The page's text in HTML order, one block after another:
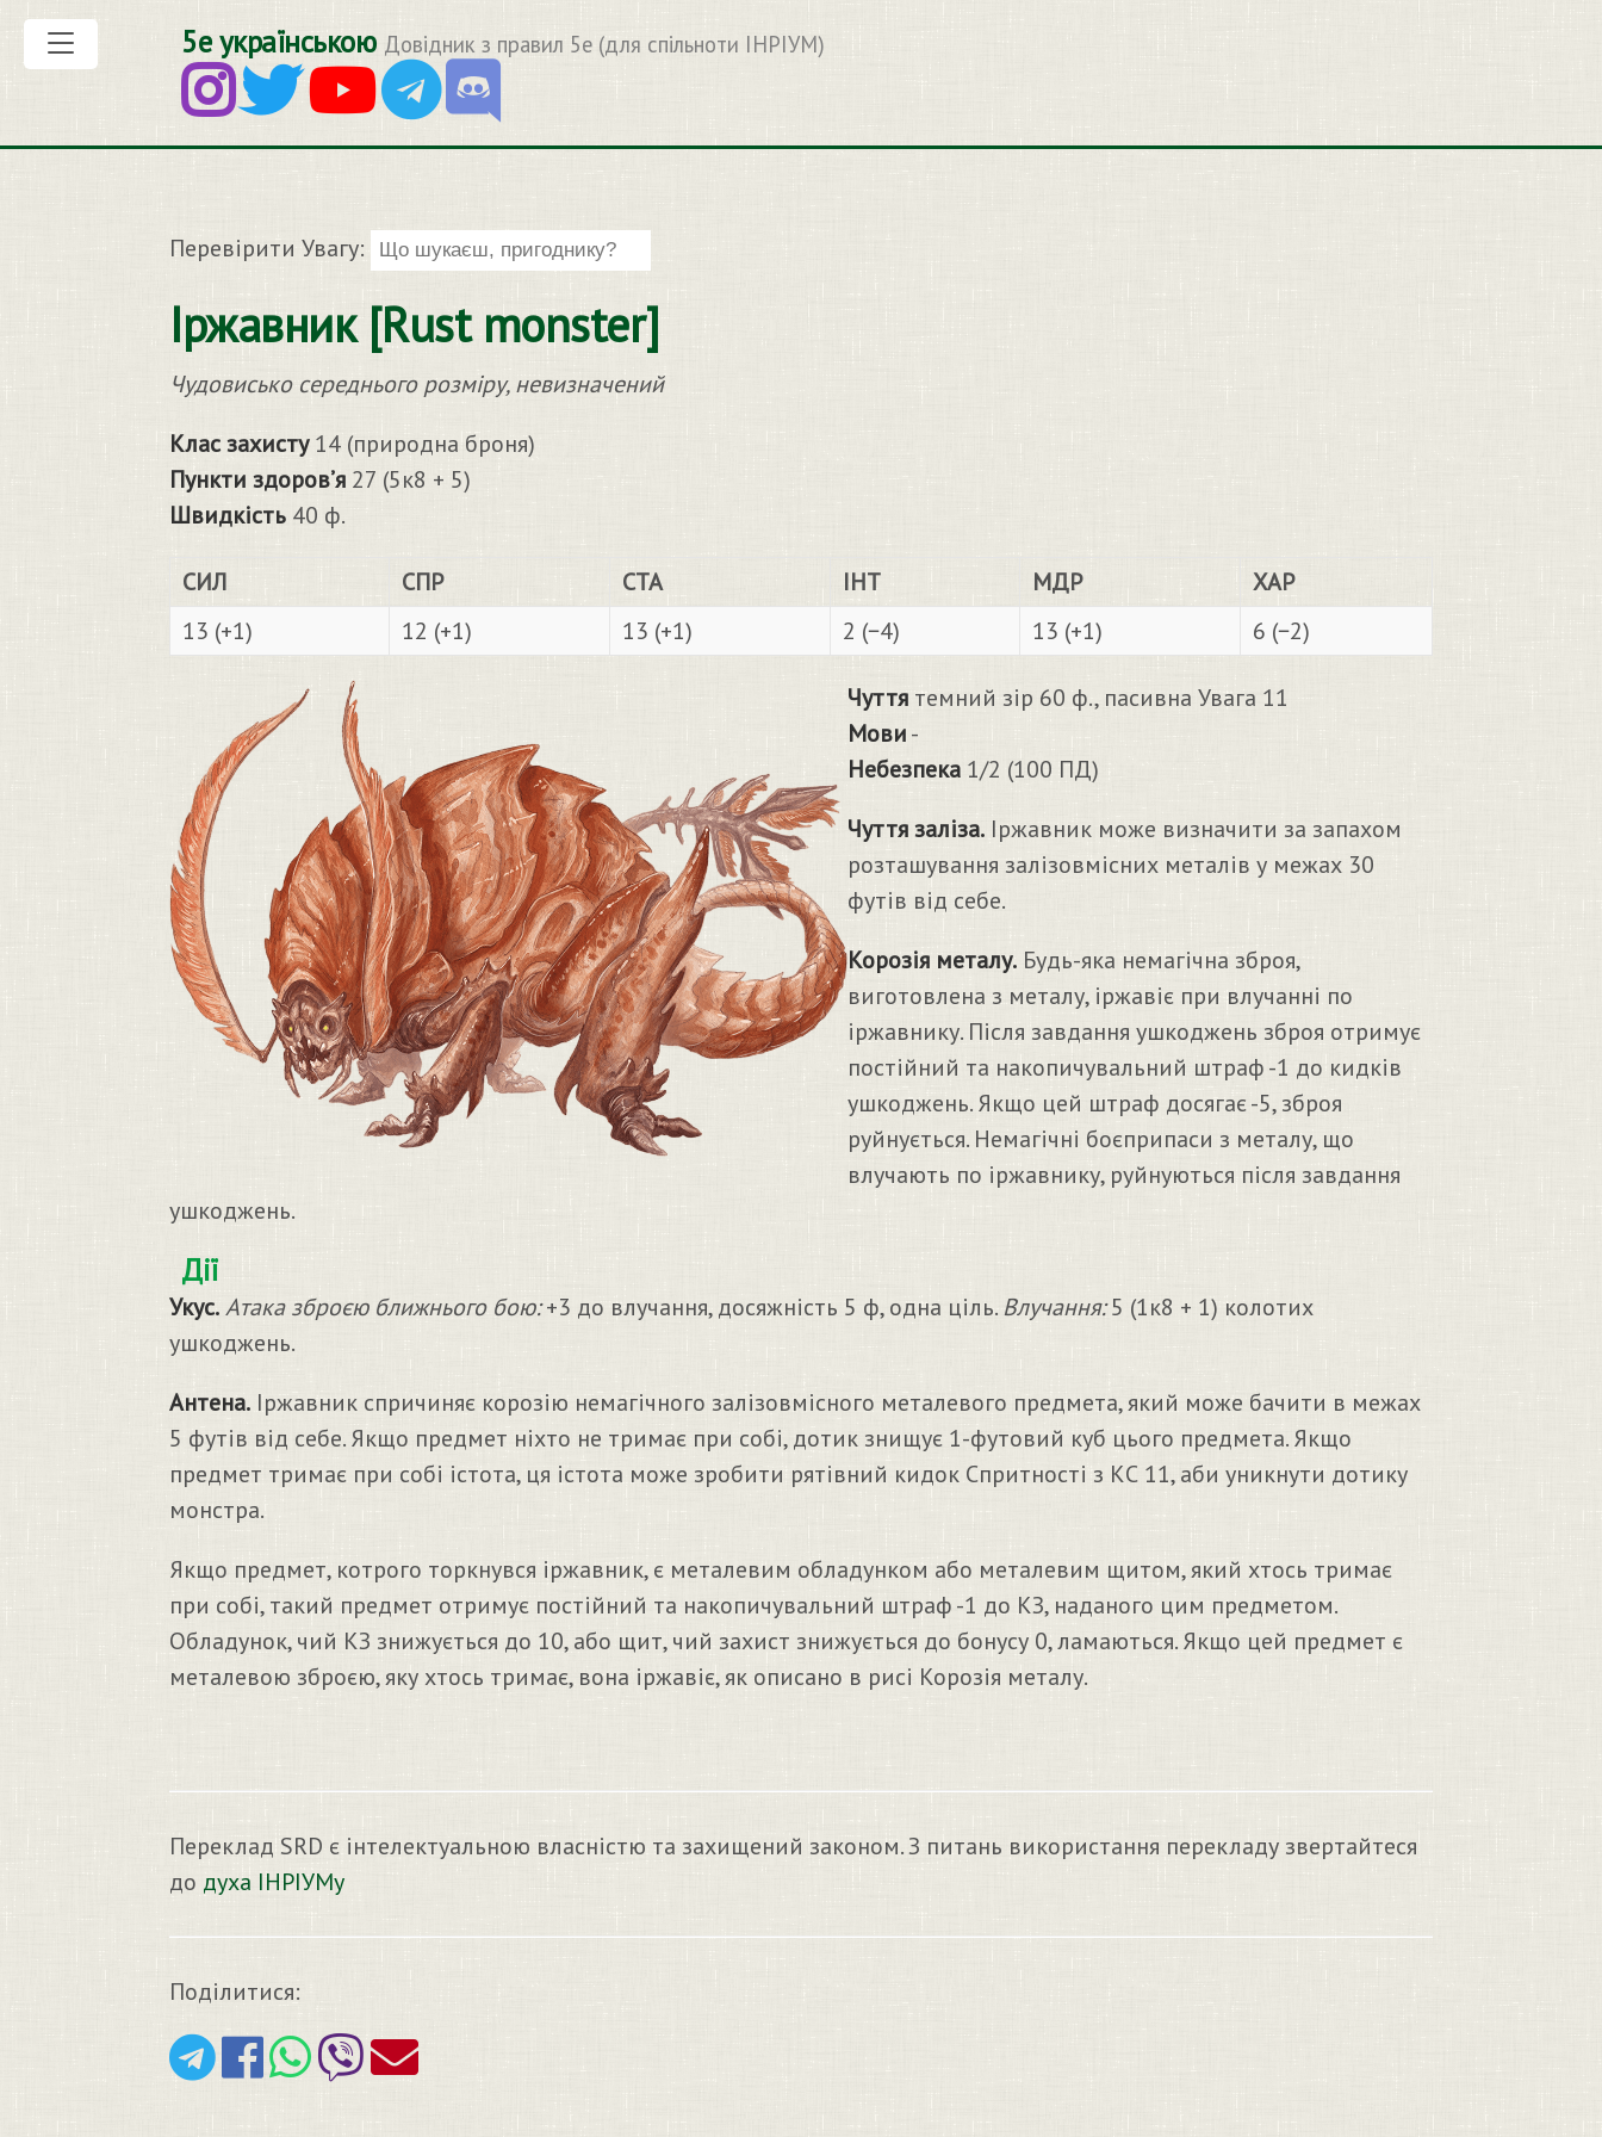
5е українською Довідник з правил 5e (для спільноти ІНРІУМ)
Перевірити Увагу:
Іржавник [Rust monster]
Чудовисько середнього розміру, невизначений
Клас захисту14 (природна броня)
Пункти здоров’я 27 (5к8 + 5)
Швидкість 40 ф.
СИЛ СПР СТА ІНТ МДР
ХАР
13 (+1)
12 (+1) 13 (+1) 2 (−4) 13 (+1) 6 (−2)
Чуттятемний зір 60 ф., пасивна Увага 11
Мови-
Небезпека1/2 (100 ПД)
Чуття заліза.Іржавник може визначити за запахом
розташування залізовмісних металів у межах 30
футів від себе.
Корозія металу.Будь-яка немагічна зброя,
виготовлена з металу, іржавіє при влучанні по
іржавнику. Після завдання ушкоджень зброя отримує
постійний та накопичувальний штраф -1 до кидків
ушкоджень. Якщо цей штраф досягає -5, зброя
руйнується. Немагічні боєприпаси з металу, що
влучають по іржавнику, руйнуються після завдання
ушкоджень.
Дії
Укус.Атака зброєю ближнього бою:+3 до влучання, досяжність 5 ф, одна ціль.Влучання:5 (1к8 + 1) колотих
ушкоджень.
Антена. Іржавник спричиняє корозію немагічного залізовмісного металевого предмета, який може бачити в межах
5 футів від себе. Якщо предмет ніхто не тримає при собі, дотик знищує 1-футовий куб цього предмета. Якщо
предмет тримає при собі істота, ця істота може зробити рятівний кидок Спритності з КС 11, аби уникнути дотику
монстра.
Якщо предмет, котрого торкнувся іржавник, є металевим обладунком або металевим щитом, який хтось тримає
при собі, такий предмет отримує постійний та накопичувальний штраф -1 до КЗ, наданого цим предметом.
Обладунок, чий КЗ знижується до 10, або щит, чий захист знижується до бонусу 0, ламаються. Якщо цей предмет є
металевою зброєю, яку хтось тримає, вона іржавіє, як описано в рисі Корозія металу.
Переклад SRD є інтелектуальною власністю та захищений законом. З питань використання перекладу звертайтеся
до духа ІНРІУМу
Поділитися: